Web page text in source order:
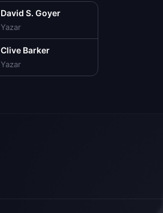
David S. Goyer
Yazar
Clive Barker
Yazar